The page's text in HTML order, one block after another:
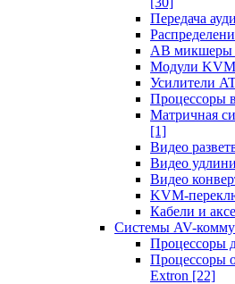
Передача
АВ микшеры
Модули
Усилители
Процессоры
Матричная
[1]
Видео
Видео
Видео
KVM-
Кабели и
Системы AV-
Процессоры
Процессоры
Extron [22]